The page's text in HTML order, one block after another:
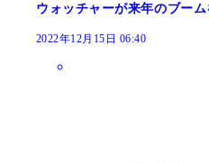
ウォッチャーが来年のブーム
2022年12月15日 06:40